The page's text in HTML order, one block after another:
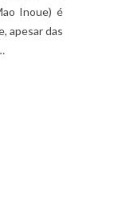
Inoue) é
apesar das